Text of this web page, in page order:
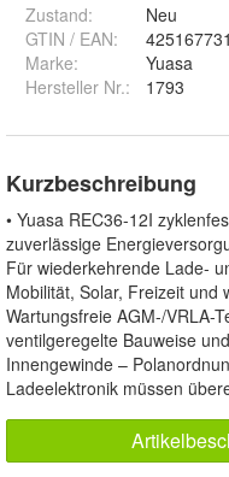
Zustand:
Neu
GTIN / EAN:
Marke:
Yuasa
Hersteller Nr.:
1793
Kurzbeschreibung
• Yuasa REC36-12I
zuverlässige
Für wiederkehrende Lade-
Mobilität, Solar, Freizeit und
Wartungsfreie AGM-/VRLA-
ventilgeregelte Bauweise
Innengewinde –
Ladeelektronik müssen